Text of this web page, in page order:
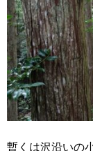
暫くは沢沿いの